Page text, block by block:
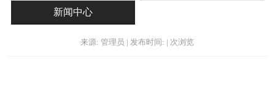
新闻中心
来源: 管理员 | 发布时间: | 次浏览